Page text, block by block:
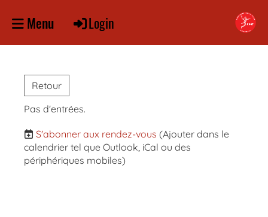
Login
Menu
Retour
Pas d'entrées.
S'abonner aux rendez-vous (Ajouter dans le
calendrier tel que Outlook, iCal ou des
périphériques mobiles)